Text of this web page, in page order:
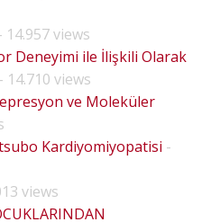
14.957 views
Deneyimi ile İlişkili Olarak
- 14.710 views
ve Moleküler
Kardiyomiyopatisi -
views